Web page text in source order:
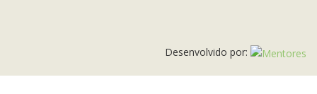
Desenvolvido por: